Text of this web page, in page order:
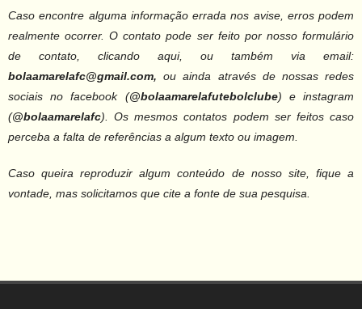
Caso encontre alguma informação errada nos avise, erros podem
realmente ocorrer. O contato pode ser feito por nosso formulário
de contato, clicando aqui, ou também via email:
bolaamarelafc@gmail.com,ou ainda através de nossas redes
sociais no facebook (@bolaamarelafutebolclube) e instagram
(@bolaamarelafc).Os mesmos contatos podem ser feitos caso
perceba a falta de referências a algum texto ou imagem.
Caso queira reproduzir algum conteúdo de nosso site, fique a
vontade, mas solicitamos que cite a fonte de sua pesquisa.